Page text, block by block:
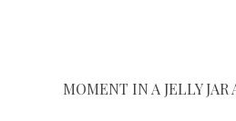
MOMENT IN A JELLY JAR